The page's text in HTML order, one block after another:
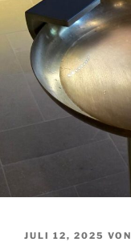
VERÖFFENTLICHT
JULI 12, 2025 VON